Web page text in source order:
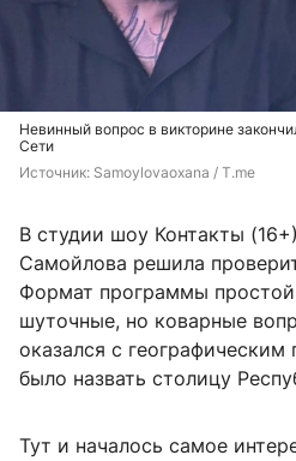
Невинный вопрос в викторине
Сети
Источник: Samoylovaoxana / T.me
В студии шоу Контакты
Самойлова решила
Формат программы
шуточные, но коварные
оказался с
было назвать столицу
Тут и началось самое